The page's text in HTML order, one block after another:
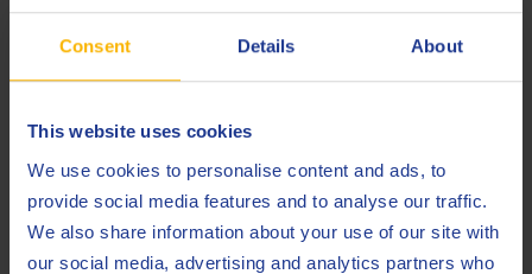
Consent Details About
This website uses cookies
We use cookies to personalise content and ads, to
provide social media features and to analyse our traffic.
We also share information about your use of our site with
our social media, advertising and analytics partners who
Allison C-4
Eaton/Fuller
Komatsu KES 07.868.1
Komatsu Dresser Micro-Clutch